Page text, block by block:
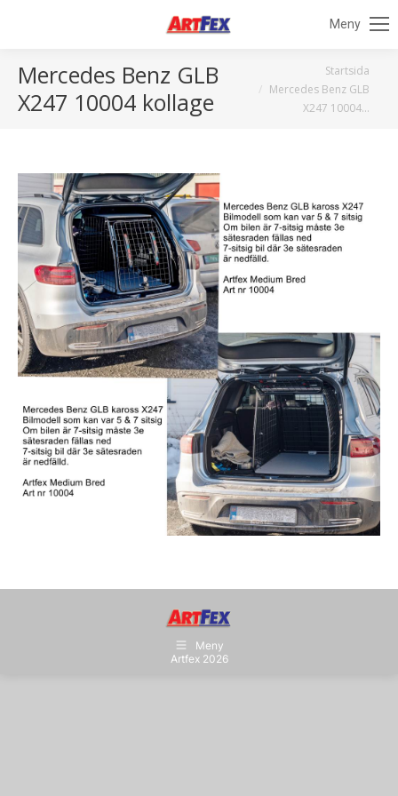
Meny
Mercedes Benz GLB
X247 10004 kollage
Startsida
Mercedes Benz GLB
X247 10004…
Meny
Artfex 2026